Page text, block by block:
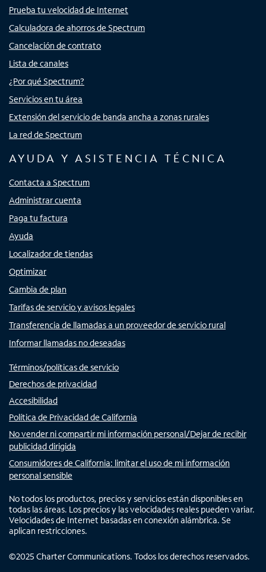
Prueba tu velocidad de Internet
Calculadora de ahorros de Spectrum
Cancelación de contrato
Lista de canales
¿Por qué Spectrum?
Servicios en tu área
Extensión del servicio de banda ancha a zonas rurales
La red de Spectrum
AYUDA Y ASISTENCIA TÉCNICA
Contacta a Spectrum
Administrar cuenta
Paga tu factura
Ayuda
Localizador de tiendas
Optimizar
Cambia de plan
Tarifas de servicio y avisos legales
Transferencia de llamadas a un proveedor de servicio rural
Informar llamadas no deseadas
Términos/políticas de servicio
Derechos de privacidad
Accesibilidad
Política de Privacidad de California
No vender ni compartir mi información personal/Dejar de recibir
publicidad dirigida
Consumidores de California: limitar el uso de mi información
personal sensible
No todos los productos, precios y servicios están disponibles en
todas las áreas. Los precios y las velocidades reales pueden variar.
Velocidades de Internet basadas en conexión alámbrica. Se
aplican restricciones.
©2025 Charter Communications. Todos los derechos reservados.